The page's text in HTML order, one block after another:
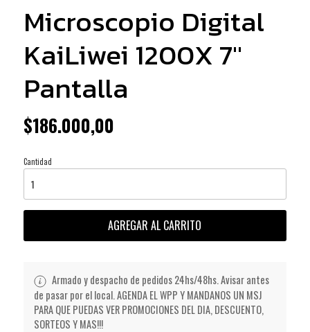
Microscopio Digital
KaiLiwei 1200X 7"
Pantalla
$186.000,00
Cantidad
AGREGAR AL CARRITO
Armado y despacho de pedidos 24hs/48hs. Avisar antes
de pasar por el local. AGENDA EL WPP Y MANDANOS UN MSJ
PARA QUE PUEDAS VER PROMOCIONES DEL DIA, DESCUENTO,
SORTEOS Y MAS!!!